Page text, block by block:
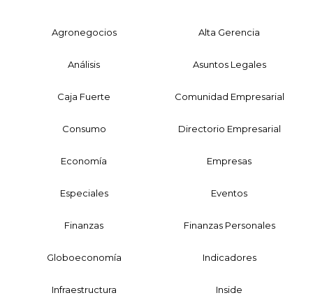
Agronegocios Alta Gerencia
Análisis Asuntos Legales
Caja Fuerte Comunidad Empresarial
Consumo Directorio Empresarial
Economía Empresas
Especiales Eventos
Finanzas Finanzas Personales
Globoeconomía Indicadores
Infraestructura Inside